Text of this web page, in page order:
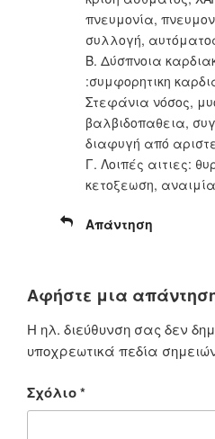
πνευμονία,
συλλογή,
Β. Δύσπνοια
:συμφορητικη
Στεφάνια νόσος,
βαλβιδοπαθεια,
διαφυγή από
Γ. Λοιπές αιτιες:
κετοξεωση,
Απάντηση
Αφήστε μια
Η ηλ. διεύθυνση σας δεν
υποχρεωτικά πεδία
Σχόλιο*